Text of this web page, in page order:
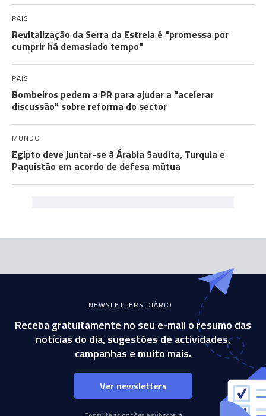
PAÍS
Revitalização da Serra da Estrela é "promessa por
cumprir há demasiado tempo"
PAÍS
Bombeiros pedem a PR para ajudar a "acelerar
discussão" sobre reforma do sector
MUNDO
Egipto deve juntar-se à Árabia Saudita, Turquia e
Paquistão em acordo de defesa mútua
NEWSLETTERS DIÁRIO
Receba gratuitamente no seu e-mail o resumo das
notícias do dia, sugestões de actividades,
campanhas e muito mais.
Ver newsletters